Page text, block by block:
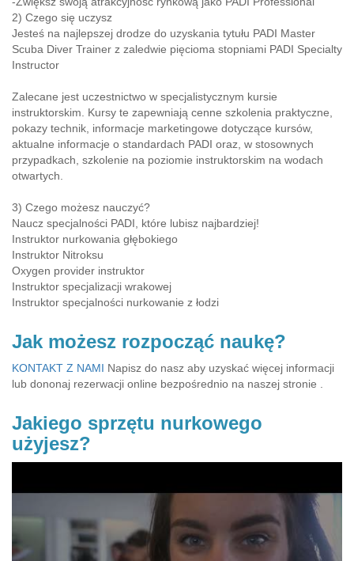
2) Czego się uczysz
Jesteś na najlepszej drodze do uzyskania tytułu PADI Master
Scuba Diver Trainer z zaledwie pięcioma stopniami PADI Specialty
Instructor
Zalecane jest uczestnictwo w specjalistycznym kursie
instruktorskim. Kursy te zapewniają cenne szkolenia praktyczne,
pokazy technik, informacje marketingowe dotyczące kursów,
aktualne informacje o standardach PADI oraz, w stosownych
przypadkach, szkolenie na poziomie instruktorskim na wodach
otwartych.
3) Czego możesz nauczyć?
Naucz specjalności PADI, które lubisz najbardziej!
Instruktor nurkowania głębokiego
Instruktor Nitroksu
Oxygen provider instruktor
Instruktor specjalizacji wrakowej
Instruktor specjalności nurkowanie z łodzi
Jak możesz rozpocząć naukę?
KONTAKT Z NAMI Napisz do nasz aby uzyskać więcej informacji
lub dononaj rezerwacji online bezpośrednio na naszej stronie .
Jakiego sprzętu nurkowego
użyjesz?